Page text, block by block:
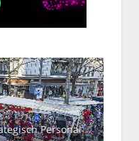
Personal